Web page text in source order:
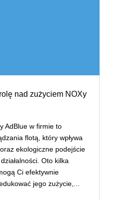
nad zużyciem NOXy
AdBlue w firmie to
flotą, który wpływa
ekologiczne podejście
Oto kilka
Ci efektywnie
jego zużycie,...